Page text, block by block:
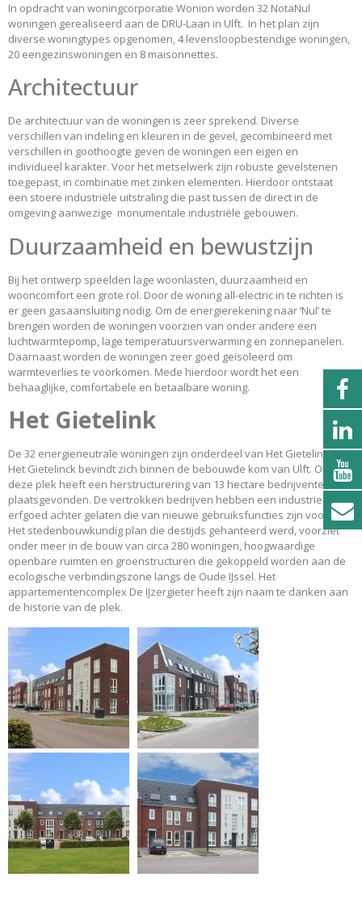
In opdracht van woningcorporatie Wonion worden 32 NotaNul
woningen gerealiseerd aan de DRU-Laan in Ulft. In het plan zijn
diverse woningtypes opgenomen, 4 levensloopbestendige woningen,
20 eengezinswoningen en 8 maisonnettes.
Architectuur
De architectuur van de woningen is zeer sprekend. Diverse
verschillen van indeling en kleuren in de gevel, gecombineerd met
verschillen in goothoogte geven de woningen een eigen en
individueel karakter. Voor het metselwerk zijn robuste gevelstenen
toegepast, in combinatie met zinken elementen. Hierdoor ontstaat
een stoere industriële uitstraling die past tussen de direct in de
omgeving aanwezige monumentale industriële gebouwen.
Duurzaamheid en bewustzijn
Bij het ontwerp speelden lage woonlasten, duurzaamheid en
wooncomfort een grote rol. Door de woning all-electric in te richten is
er geen gasaansluiting nodig. Om de energierekening naar ‘Nul’ te
brengen worden de woningen voorzien van onder andere een
luchtwarmtepomp, lage temperatuursverwarming en zonnepanelen.
Daarnaast worden de woningen zeer goed geïsoleerd om
warmteverlies te voorkomen. Mede hierdoor wordt het een
behaaglijke, comfortabele en betaalbare woning.
Het Gietelink
De 32 energieneutrale woningen zijn onderdeel van Het Gietelinck.
Het Gietelinck bevindt zich binnen de bebouwde kom van Ulft. Op
deze plek heeft een herstructurering van 13 hectare bedrijventerrein
plaatsgevonden. De vertrokken bedrijven hebben een industrieel
erfgoed achter gelaten die van nieuwe gebruiksfuncties zijn voorzien.
Het stedenbouwkundig plan die destijds gehanteerd werd, voorziet
onder meer in de bouw van circa 280 woningen, hoogwaardige
openbare ruimten en groenstructuren die gekoppeld worden aan de
ecologische verbindingszone langs de Oude IJssel. Het
appartementencomplex De IJzergieter heeft zijn naam te danken aan
de historie van de plek.